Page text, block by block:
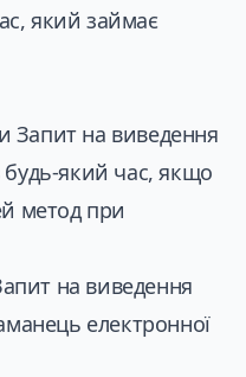
який займає
Запит на виведення
який час, якщо
метод при
на виведення
електронної